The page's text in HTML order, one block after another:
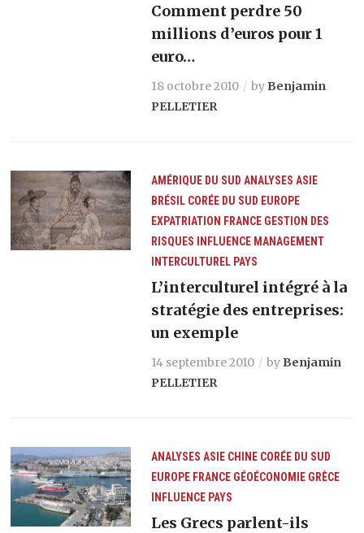
Comment perdre 50
millions d’euros pour 1
euro…
18 octobre 2010 by Benjamin
PELLETIER
AMÉRIQUE DU SUD ANALYSES ASIE
BRÉSIL CORÉE DU SUD EUROPE
EXPATRIATION FRANCE GESTION DES
RISQUES
INFLUENCE MANAGEMENT
INTERCULTUREL PAYS
L’interculturel intégré à la
stratégie des entreprises:
un exemple
14 septembre 2010 by Benjamin
PELLETIER
ANALYSES ASIE CHINE CORÉE DU SUD
EUROPE FRANCE GÉOÉCONOMIE GRÈCE
INFLUENCE PAYS
Les Grecs parlent-ils